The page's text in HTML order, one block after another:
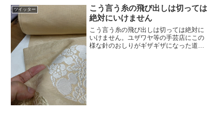
ツイッター
こう言う糸の飛び出しは切っては
絶対にいけません
こう言う糸の飛び出しは切っては絶対に
いけません。ユザワヤ等の手芸店にこの
様な針のおしりがギザギザになった道具